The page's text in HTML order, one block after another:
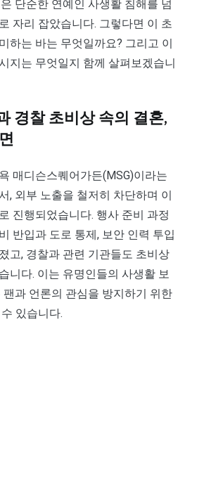
단순한 연예인 사생활 침해를 넘
자리 잡았습니다. 그렇다면 이 초
하는 바는 무엇일까요? 그리고 이
지는 무엇일지 함께 살펴보겠습니
경찰 초비상 속의 결혼,
매디슨스퀘어가든(MSG)이라는
, 외부 노출을 철저히 차단하며 이
진행되었습니다. 행사 준비 과정
반입과 도로 통제, 보안 인력 투입
고, 경찰과 관련 기관들도 초비상
니다. 이는 유명인들의 사생활 보
팬과 언론의 관심을 방지하기 위한
있습니다.